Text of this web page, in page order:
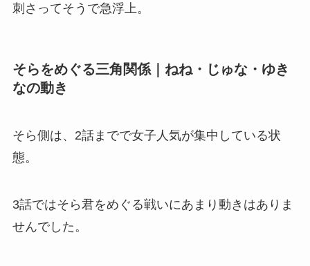
刺さってそうで急浮上。
そらをめぐる三角関係｜ねね・じゅな・ゆき
なの動き
そら側は、2話までで女子人気が集中している状
態。
3話ではそら君をめぐる戦いにあまり動きはありま
せんでした。